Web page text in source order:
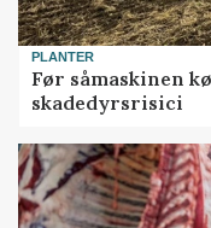
PLANTER
Før såmaskinen
skadedyrsrisici